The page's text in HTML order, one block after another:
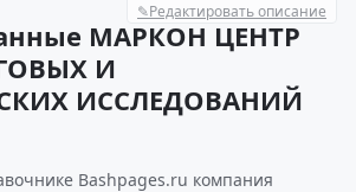
✎Редактировать описание
МАРКОН ЦЕНТР
И
ИССЛЕДОВАНИЙ
Bashpages.ru компания